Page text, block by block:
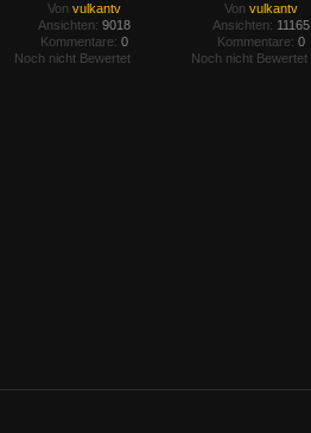
Von vulkantv
Ansichten: 9018
Kommentare: 0
Noch nicht Bewertet
Von vulkantv
Ansichten: 11165
Kommentare: 0
Noch nicht Bewertet